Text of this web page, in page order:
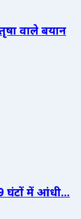
वाले बयान
घंटों में आंधी...